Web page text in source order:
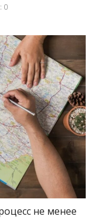
0
не менее